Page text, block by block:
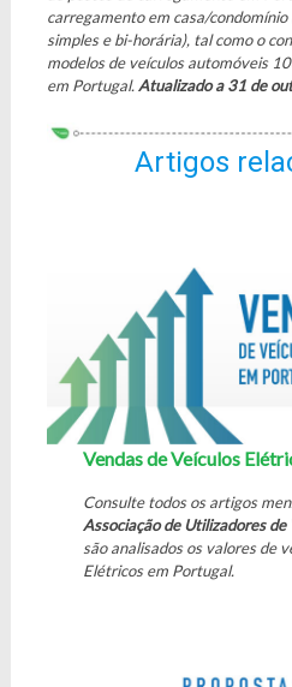
carregamento em casa/
simples e bi-horária), tal como o
modelos de veículos automóveis
em Portugal.Atualizado a 31 de
Artigos
Vendas de Veículos
Consulte todos os artigos
Associação de Utilizadores de
são analisados os valores de
Elétricos em Portugal.